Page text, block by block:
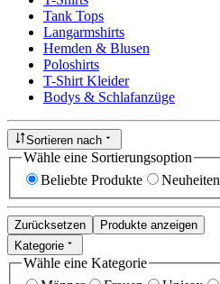
Tank Tops
Langarmshirts
Hemden & Blusen
Poloshirts
T-Shirt Kleider
Bodys & Schlafanzüge
Sortieren nach
Wähle eine Sortierungsoption
Beliebte Produkte
Neuheiten
Zurücksetzen
Produkte anzeigen
Kategorie
Wähle eine Kategorie